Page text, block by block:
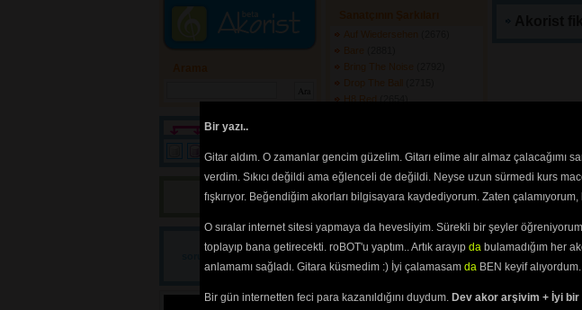
Bir yazı..
Gitar aldım. O zamanlar gencim güzelim. Gitarı elime alır almaz
verdim. Sıkıcı değildi ama eğlenceli de değildi. Neyse uzun sürmedi kurs
fışkırıyor. Beğendiğim akorları bilgisayara kaydediyorum. Zaten
O sıralar internet sitesi yapmaya da hevesliyim. Sürekli bir şeyler
toplayıp bana getirecekti. roBOT'u yaptım.. Artık arayıp da bulamadığım her
anlamamı sağladı. Gitara küsmedim :) İyi çalamasam da BEN keyif
Bir gün internetten feci para kazanıldığını duydum. Dev akor arşivim + İyi
Bir yazı!
Bir
sorum/önerim/diyeceğim
var!
Auf Wiedersehen
Bare
Bring The Noise
Drop The Ball
H8 Red
Nice Fuckin Ballad (2553)
Protest & Survive(2625)
Random Acts (2772)
Soldiers of Metal(2498)
Startin up a Posse(2618)
Stealing from a Thief